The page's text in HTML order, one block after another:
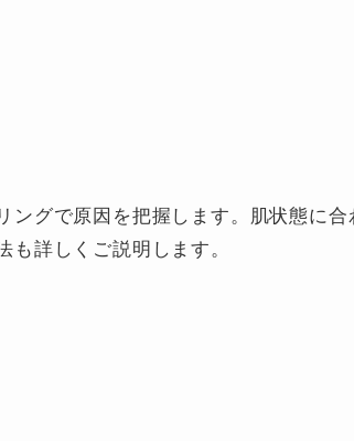
ングで原因を把握します。肌状態に
も詳しくご説明します。